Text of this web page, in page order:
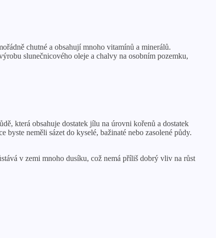
chutné a obsahují mnoho vitamínů a minerálů.
slunečnicového oleje a chalvy na osobním pozemku,
která obsahuje dostatek jílu na úrovni kořenů a dostatek
neměli sázet do kyselé, bažinaté nebo zasolené půdy.
v zemi mnoho dusíku, což nemá příliš dobrý vliv na růst